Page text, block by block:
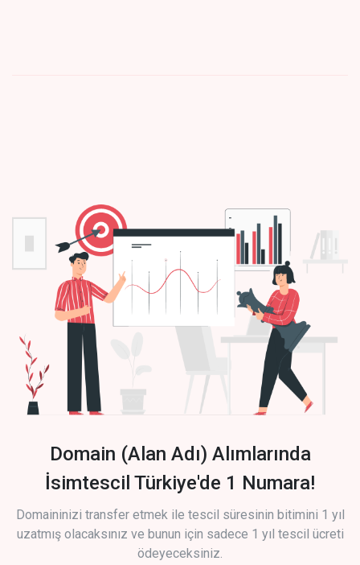
Domain (Alan Adı) Alımlarında
İsimtescil Türkiye'de 1 Numara!
Domaininizi transfer etmek ile tescil süresinin bitimini 1 yıl
uzatmış olacaksınız ve bunun için sadece 1 yıl tescil ücreti
ödeyeceksiniz.